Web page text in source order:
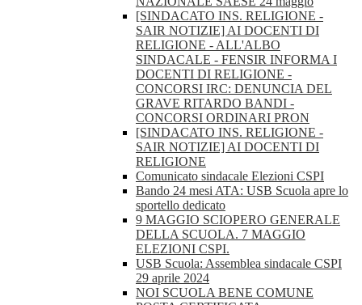
[SINDACATO INS. RELIGIONE -
SAIR NOTIZIE] AI DOCENTI DI
RELIGIONE - ALL'ALBO
SINDACALE - FENSIR INFORMA I
DOCENTI DI RELIGIONE -
CONCORSI IRC: DENUNCIA DEL
GRAVE RITARDO BANDI -
CONCORSI ORDINARI PRON
[SINDACATO INS. RELIGIONE -
SAIR NOTIZIE] AI DOCENTI DI
RELIGIONE
Comunicato sindacale Elezioni CSPI
Bando 24 mesi ATA: USB Scuola apre lo
sportello dedicato
9 MAGGIO SCIOPERO GENERALE
DELLA SCUOLA. 7 MAGGIO
ELEZIONI CSPI.
USB Scuola: Assemblea sindacale CSPI
29 aprile 2024
NOI SCUOLA BENE COMUNE